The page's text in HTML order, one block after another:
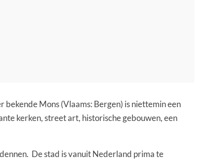
bekende Mons (Vlaams: Bergen) is niettemin een
kerken, street art, historische gebouwen, een
De stad is vanuit Nederland prima te